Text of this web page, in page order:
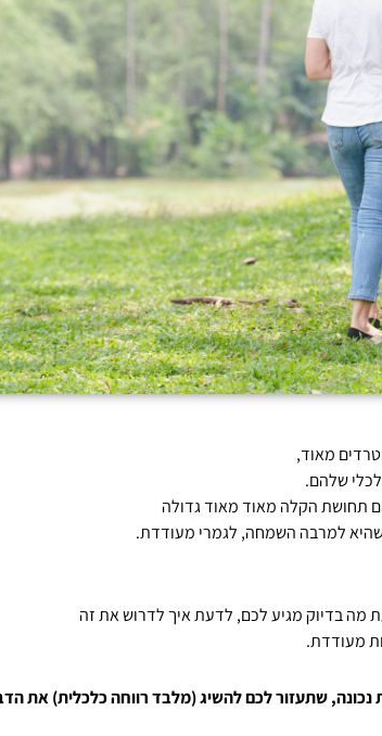
שלהם.
תחושת הקלה מאוד מאוד גדולה
למרבה השמחה, לגמרי מעודדת.
מה בדיוק מגיע לכם, לדעת איך לדרוש את זה
מעודדת.
שתעזור לכם להשיג (מלבד רווחה כלכלית) את